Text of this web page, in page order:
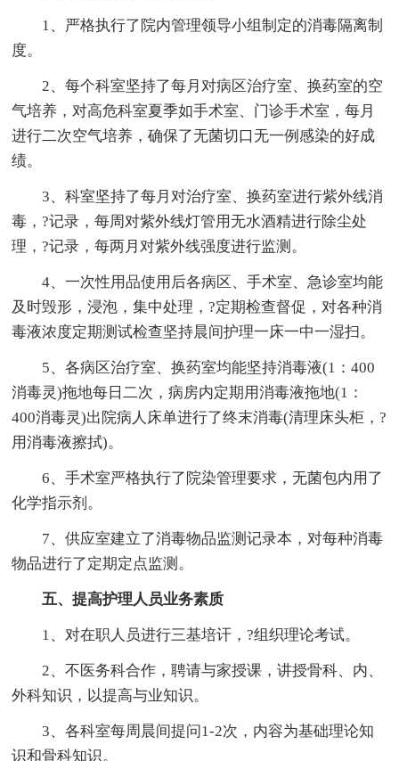
1、严格执行了院内管理领导小组制定的消毒隔离制
度。
2、每个科室坚持了每月对病区治疗室、换药室的空
气培养，对高危科室夏季如手术室、门诊手术室，每月
进行二次空气培养，确保了无菌切口无一例感染的好成
绩。
3、科室坚持了每月对治疗室、换药室进行紫外线消
毒，?记录，每周对紫外线灯管用无水酒精进行除尘处
理，?记录，每两月对紫外线强度进行监测。
4、一次性用品使用后各病区、手术室、急诊室均能
及时毁形，浸泡，集中处理，?定期检查督促，对各种消
毒液浓度定期测试检查坚持晨间护理一床一中一湿扫。
5、各病区治疗室、换药室均能坚持消毒液(1：400
消毒灵)拖地每日二次，病房内定期用消毒液拖地(1：
400消毒灵)出院病人床单进行了终末消毒(清理床头柜，?
用消毒液擦拭)。
6、手术室严格执行了院染管理要求，无菌包内用了
化学指示剂。
7、供应室建立了消毒物品监测记录本，对每种消毒
物品进行了定期定点监测。
五、提高护理人员业务素质
1、对在职人员进行三基培讦，?组织理论考试。
2、不医务科合作，聘请与家授课，讲授骨科、内、
外科知识，以提高与业知识。
3、各科室每周晨间提问1-2次，内容为基础理论知
识和骨科知识。